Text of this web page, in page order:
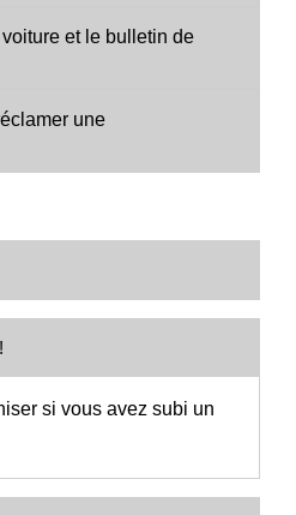
et le bulletin de
une
si vous avez subi un